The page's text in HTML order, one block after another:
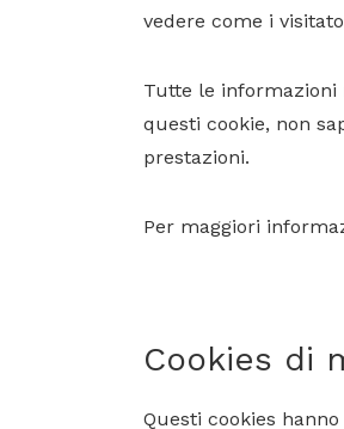
vedere come i
Tutte le informazioni
questi cookie, non
prestazioni.
Per maggiori
Cookies di
Questi cookies